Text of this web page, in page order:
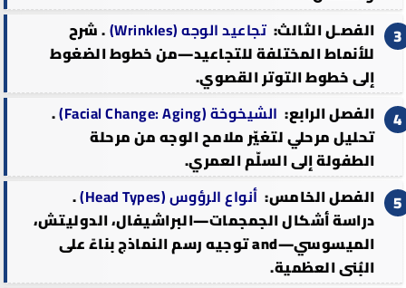
الفصـل الثالث: تجاعيد الوجه (Wrinkles)
. شرح
للأنماط المختلفة للتجاعيد—من خطوط الضغوط
إلى خطوط التوتر القصوي.
الفصل الرابع: الشيخوخة (Facial Change: Aging)
.
تحليل مرحلي لتغيّر ملامح الوجه من مرحلة
الطفولة إلى السلّم العمري.
الفصل الخامس: أنواع الرؤوس (Head Types)
.
دراسة أشكال الجمجمات—البراشيفال، الدوليتش،
الميسوسي—and توجيه رسم النماذج بناءً على
البُنى العظمية.